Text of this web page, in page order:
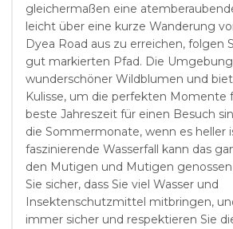
gleichermaßen eine
leicht über eine kurze Wanderung
Dyea Road aus zu erreichen, folgen
gut markierten Pfad. Die
wunderschöner Wildblumen und
Kulisse, um die perfekten Momente
beste Jahreszeit für einen Besuch
die Sommermonate, wenn es heller
faszinierende Wasserfall kann das
den Mutigen und Mutigen
Sie sicher, dass Sie viel Wasser und
Insektenschutzmittel mitbringen,
immer sicher und respektieren Sie